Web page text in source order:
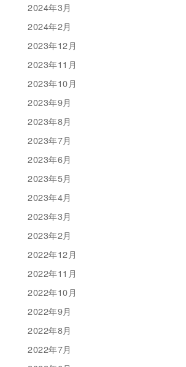
2024年3月
2024年2月
2023年12月
2023年11月
2023年10月
2023年9月
2023年8月
2023年7月
2023年6月
2023年5月
2023年4月
2023年3月
2023年2月
2022年12月
2022年11月
2022年10月
2022年9月
2022年8月
2022年7月